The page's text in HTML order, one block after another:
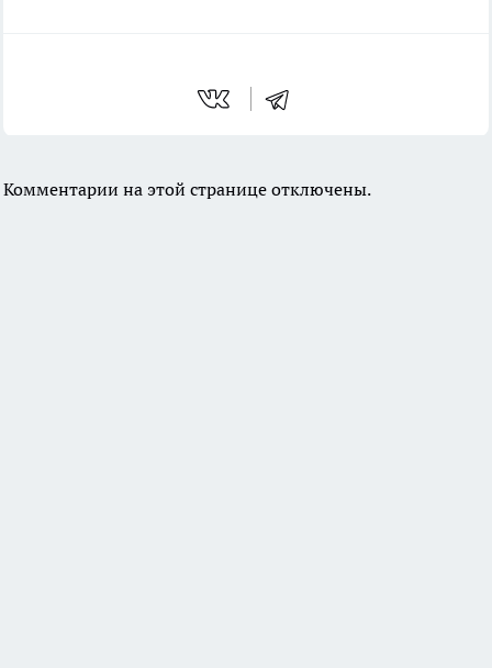
Комментарии на этой странице отключены.